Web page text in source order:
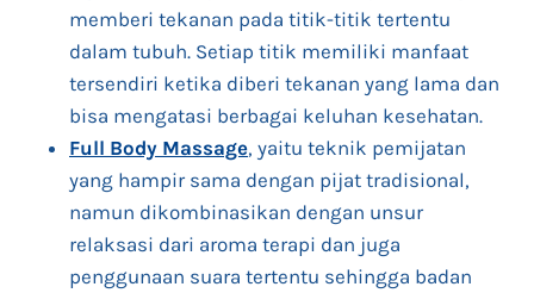
memberi tekanan pada titik-titik tertentu
dalam tubuh. Setiap titik memiliki manfaat
tersendiri ketika diberi tekanan yang lama dan
bisa mengatasi berbagai keluhan kesehatan.
Full Body Massage, yaitu teknik pemijatan
yang hampir sama dengan pijat tradisional,
namun dikombinasikan dengan unsur
relaksasi dari aroma terapi dan juga
penggunaan suara tertentu sehingga badan